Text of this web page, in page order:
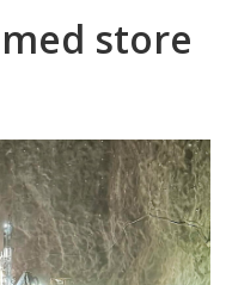
store